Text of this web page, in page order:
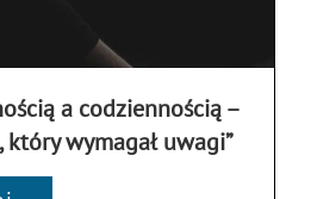
a codziennością –
wymagał uwagi”